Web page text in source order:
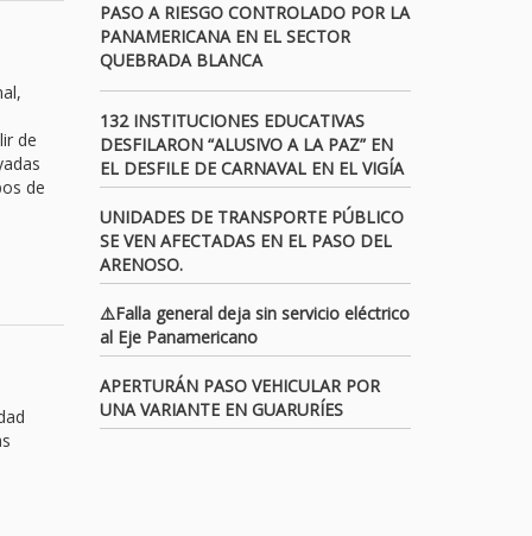
de
de
PASO A RIESGO CONTROLADO POR LA
PANAMERICANA EN EL SECTOR
QUEBRADA BLANCA
132 INSTITUCIONES EDUCATIVAS
DESFILARON “ALUSIVO A LA PAZ” EN
EL DESFILE DE CARNAVAL EN EL VIGÍA
UNIDADES DE TRANSPORTE PÚBLICO
SE VEN AFECTADAS EN EL PASO DEL
ARENOSO.
⚠️Falla general deja sin servicio eléctrico
al Eje Panamericano
APERTURÁN PASO VEHICULAR POR
UNA VARIANTE EN GUARURÍES